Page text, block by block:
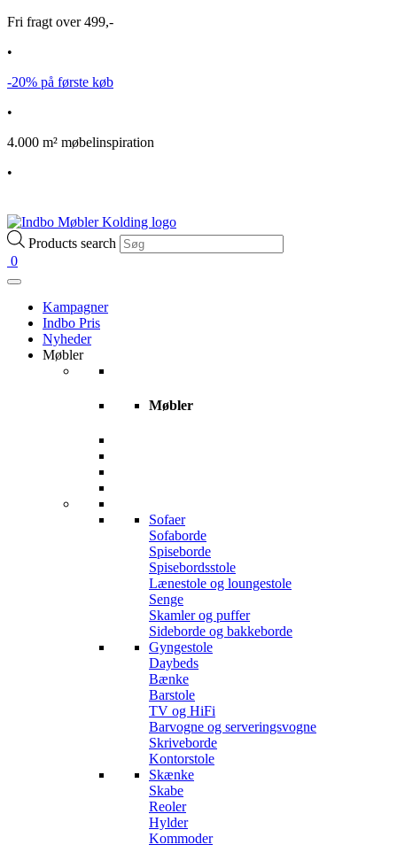
Fri fragt over 499,-
•
-20% på første køb
•
4.000 m² møbelinspiration
•
Products search
0
Kampagner
Indbo Pris
Nyheder
Møbler
Møbler
Sofaer
Sofaborde
Spiseborde
Spisebordsstole
Lænestole og loungestole
Senge
Skamler og puffer
Sideborde og bakkeborde
Gyngestole
Daybeds
Bænke
Barstole
TV og HiFi
Barvogne og serveringsvogne
Skriveborde
Kontorstole
Skænke
Skabe
Reoler
Hylder
Kommoder